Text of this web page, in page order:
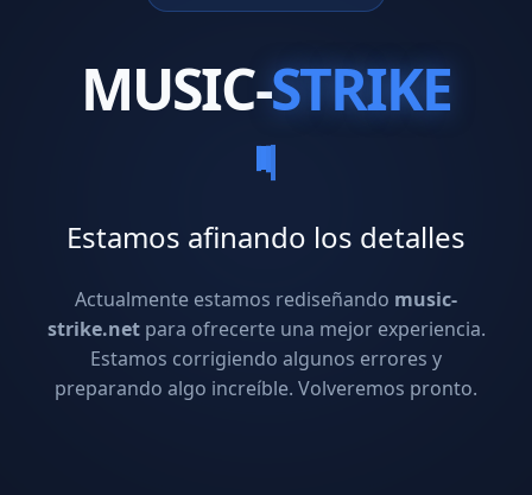
MUSIC-STRIKE
Estamos afinando los detalles
Actualmente estamos rediseñando music-
strike.netpara ofrecerte una mejor experiencia.
Estamos corrigiendo algunos errores y
preparando algo increíble. Volveremos pronto.